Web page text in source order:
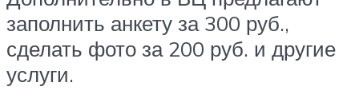
заполнить анкету за 300 руб.,
сделать фото за 200 руб. и другие
услуги.